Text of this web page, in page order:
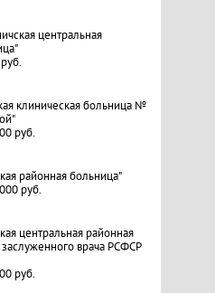
центральная
клиническая больница №
руб.
районная больница"
руб.
центральная районная
врача РСФСР
руб.